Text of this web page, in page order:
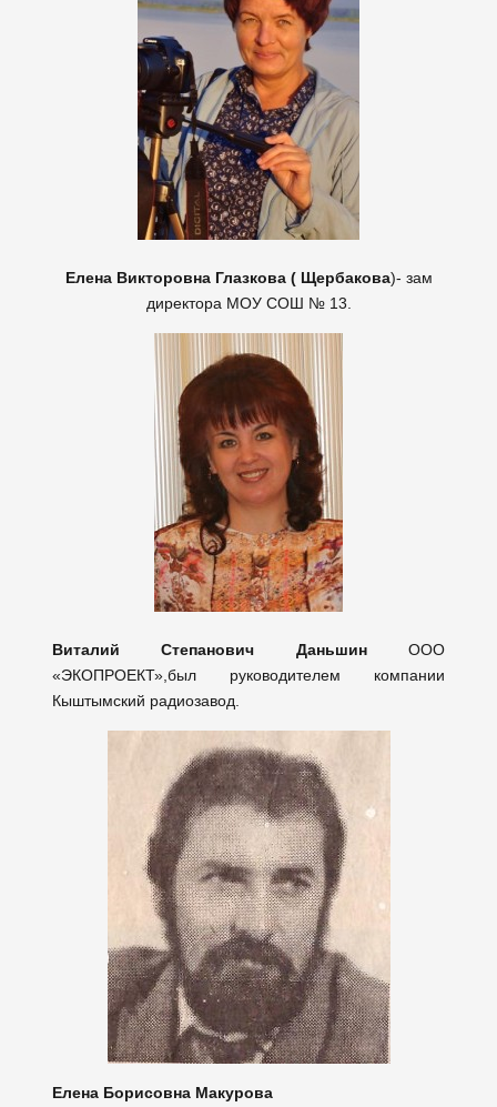
Елена Викторовна Глазкова ( Щербакова)- зам
директора МОУ СОШ № 13.
Виталий Степанович ДаньшинООО
«ЭКОПРОЕКТ»,был руководителем компании
Кыштымский радиозавод.
Елена Борисовна Макурова